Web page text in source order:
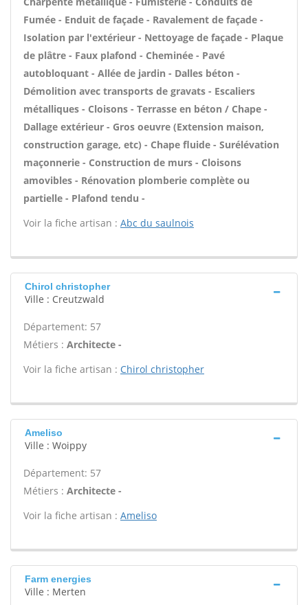
Fumée - Enduit de façade - Ravalement de façade -
Isolation par l'extérieur - Nettoyage de façade - Plaque
de plâtre - Faux plafond - Cheminée - Pavé
autobloquant - Allée de jardin - Dalles béton -
Démolition avec transports de gravats - Escaliers
métalliques - Cloisons - Terrasse en béton / Chape -
Dallage extérieur - Gros oeuvre (Extension maison,
construction garage, etc) - Chape fluide - Surélévation
maçonnerie - Construction de murs - Cloisons
amovibles - Rénovation plomberie complète ou
partielle - Plafond tendu -
Voir la fiche artisan : Abc du saulnois
Chirol christopher
Ville : Creutzwald
Département: 57
Métiers : Architecte -
Voir la fiche artisan : Chirol christopher
Ameliso
Ville : Woippy
Département: 57
Métiers : Architecte -
Voir la fiche artisan : Ameliso
Farm energies
Ville : Merten